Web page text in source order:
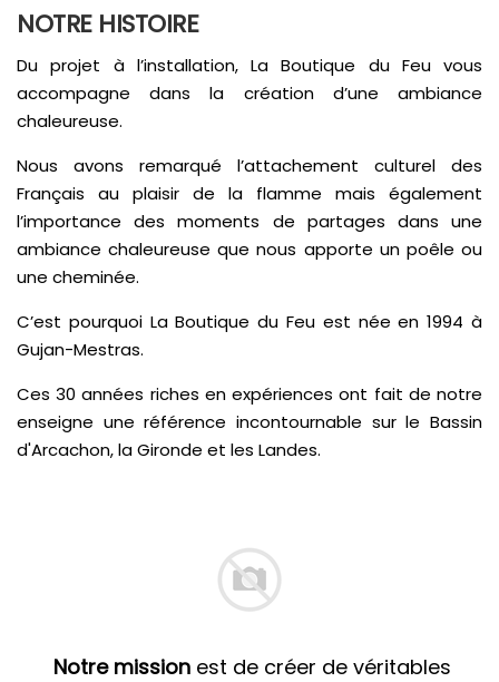
NOTRE HISTOIRE
Du projet à l’installation, La Boutique du Feu vous
accompagne dans la création d’une ambiance
chaleureuse.
Nous avons remarqué l’attachement culturel des
Français au plaisir de la flamme mais également
l’importance des moments de partages dans une
ambiance chaleureuse que nous apporte un poêle ou
une cheminée.
C’est pourquoi La Boutique du Feu est née en 1994 à
Gujan-Mestras.
Ces 30 années riches en expériences ont fait de notre
enseigne une référence incontournable sur le Bassin
d'Arcachon, la Gironde et les Landes.
Notre mission est de créer de véritables